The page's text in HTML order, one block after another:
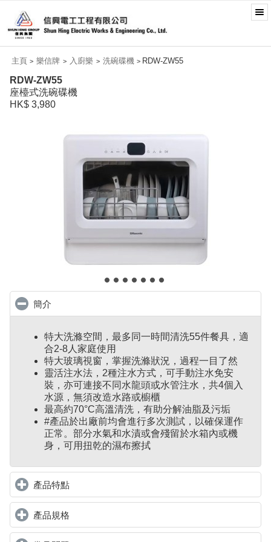
主頁 > 樂信牌 > 入廚樂 > 洗碗碟機 > RDW-ZW55
RDW-ZW55
座檯式洗碗碟機
HK$ 3,980
簡介
特大洗滌空間，最多同一時間清洗55件餐具，適
合2-8人家庭使用
特大玻璃視窗，掌握洗滌狀況，過程一目了然
靈活注水法，2種注水方式，可手動注水免安
裝，亦可連接不同水龍頭或水管注水，共4個入
水源，無須改造水路或櫥櫃
最高約70°C高溫清洗，有助分解油脂及污垢
#產品於出廠前均會進行多次測試，以確保運作
正常。部分水氣和水漬或會殘留於水箱內或機
身，可用扭乾的濕布擦拭
產品特點click to expand contents
產品規格